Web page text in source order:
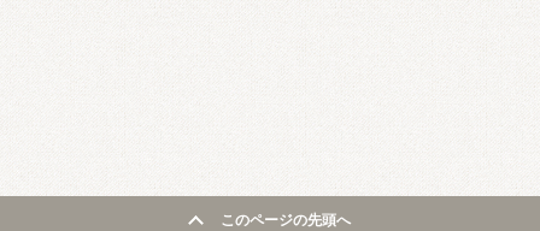
このページの先頭へ